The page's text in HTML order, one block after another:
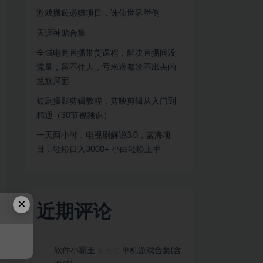
游戏搬砖必赚项目，诛仙世界举例
天涯神贴合集
全域电商直播带货课程，解决直播间没
流量，留不住人，亏米送都送不出去的
尴尬局面
短剧摄影剪辑教程，剪映剪辑从入门到
精通（30节视频课）
一天两小时，电视剧解说3.0，蓝海项
目，轻松日入3000+ 小白轻松上手
近期评论
软件小霸王
单机游戏合集(含
×